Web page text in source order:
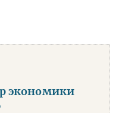
экономики